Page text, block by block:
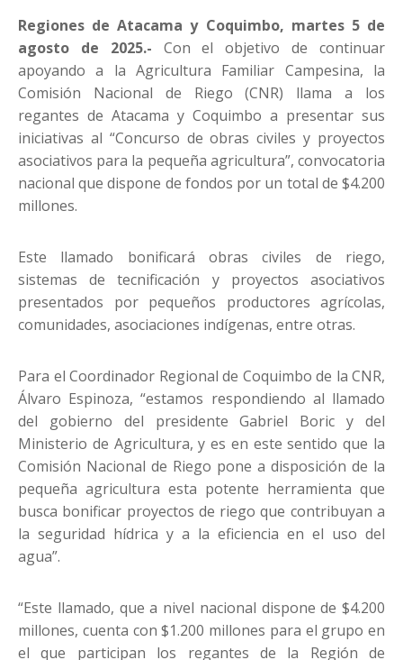
Regiones de Atacama y Coquimbo, martes 5 de
agosto de 2025.- Con el objetivo de continuar
apoyando a la Agricultura Familiar Campesina, la
Comisión Nacional de Riego (CNR) llama a los
regantes de Atacama y Coquimbo a presentar sus
iniciativas al “Concurso de obras civiles y proyectos
asociativos para la pequeña agricultura”, convocatoria
nacional que dispone de fondos por un total de $4.200
millones.
Este llamado bonificará obras civiles de riego,
sistemas de tecnificación y proyectos asociativos
presentados por pequeños productores agrícolas,
comunidades, asociaciones indígenas, entre otras.
Para el Coordinador Regional de Coquimbo de la CNR,
Álvaro Espinoza, “estamos respondiendo al llamado
del gobierno del presidente Gabriel Boric y del
Ministerio de Agricultura, y es en este sentido que la
Comisión Nacional de Riego pone a disposición de la
pequeña agricultura esta potente herramienta que
busca bonificar proyectos de riego que contribuyan a
la seguridad hídrica y a la eficiencia en el uso del
agua”.
“Este llamado, que a nivel nacional dispone de $4.200
millones, cuenta con $1.200 millones para el grupo en
el que participan los regantes de la Región de